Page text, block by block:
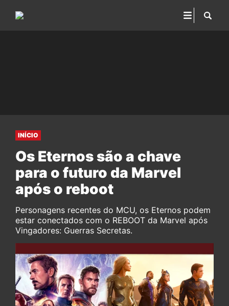
INÍCIO
Os Eternos são a chave
para o futuro da Marvel
após o reboot
Personagens recentes do MCU, os Eternos podem
estar conectados com o REBOOT da Marvel após
Vingadores: Guerras Secretas.